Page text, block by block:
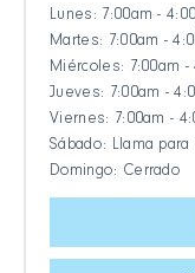
Lunes: 7:00am -
Martes: 7:00am -
Miércoles: 7:00am -
Jueves: 7:00am -
Viernes: 7:00am -
Sábado: Llama
Domingo: Cerrado